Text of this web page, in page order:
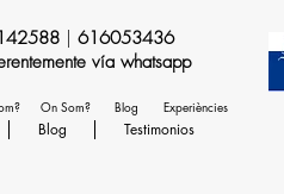
616053436
Blog Testimonios
vía whatsapp
On Som? Blog Experiències